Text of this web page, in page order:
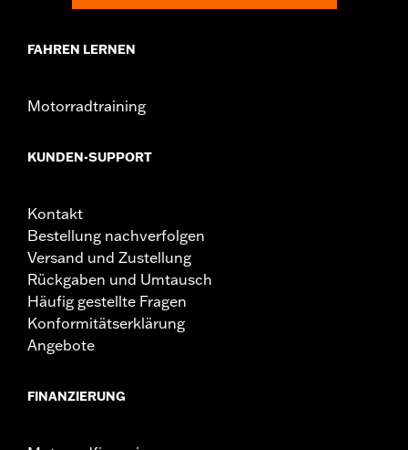
Felgendimension:21
FAHREN LERNEN
Motorradtraining
KUNDEN-SUPPORT
Kontakt
Bestellung nachverfolgen
Versand und Zustellung
Rückgaben und Umtausch
Häufig gestellte Fragen
Konformitätserklärung
Angebote
FINANZIERUNG